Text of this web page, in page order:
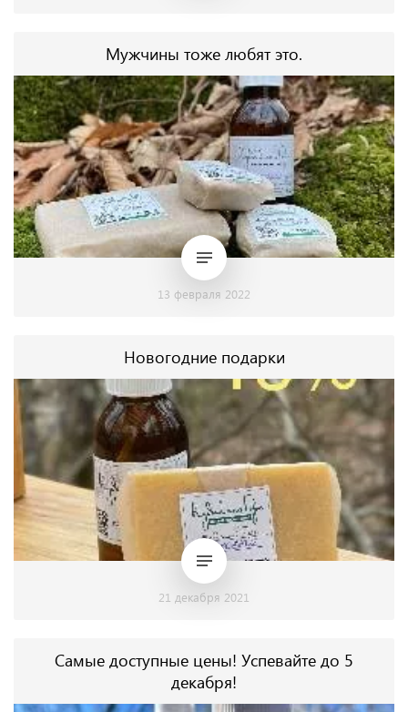
Мужчины тоже любят это.
13 февраля 2022
Новогодние подарки
21 декабря 2021
Самые доступные цены! Успевайте до 5
декабря!